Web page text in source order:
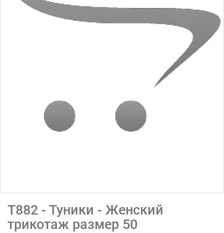
Т882 - Туники - Женский
трикотаж размер 50